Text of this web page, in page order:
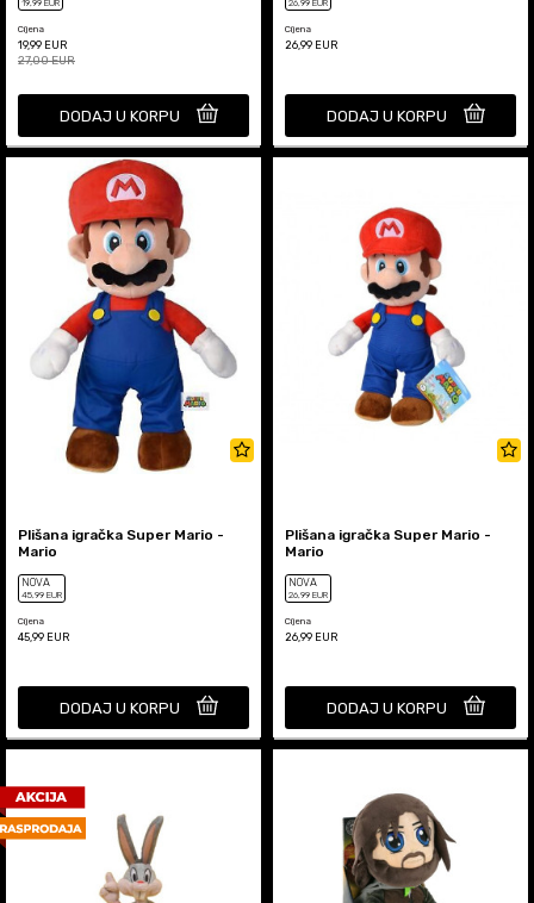
19,99 EUR
Cijena
19,99 EUR
27,00EUR
DODAJ U KORPU
26,99 EUR
Cijena
26,99 EUR
DODAJ U KORPU
Plišana igračka Super Mario -
Mario
NOVA
45,99 EUR
Cijena
45,99 EUR
DODAJ U KORPU
Plišana igračka Super Mario -
Mario
NOVA
26,99 EUR
Cijena
26,99 EUR
DODAJ U KORPU